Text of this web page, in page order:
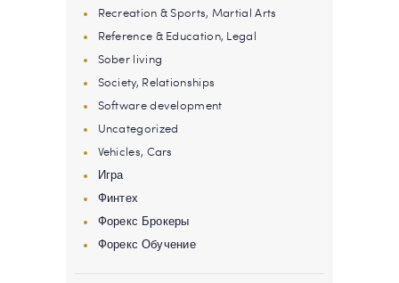
Recreation & Sports, Martial Arts
Reference & Education, Legal
Sober living
Society, Relationships
Software development
Uncategorized
Vehicles, Cars
Игра
Финтех
Форекс Брокеры
Форекс Обучение